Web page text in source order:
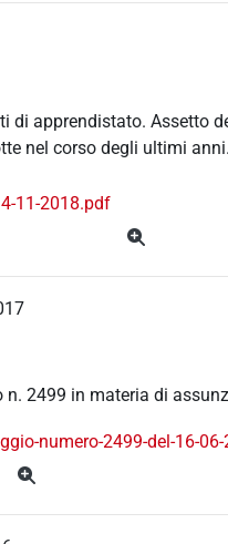
di apprendistato. Assetto
nel corso degli ultimi
11-2018.pdf
n. 2499 in materia di
numero-2499-del-16-